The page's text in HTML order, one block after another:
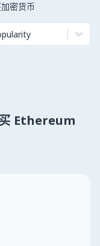
密货币
Ethereum